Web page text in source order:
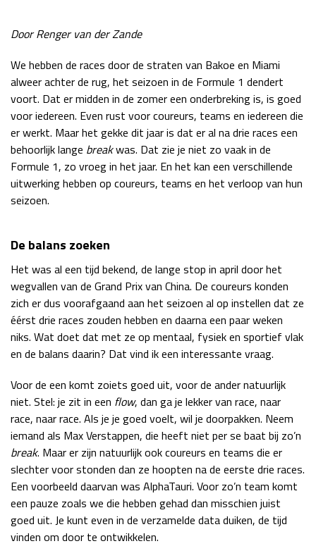
GP MEXICO 2026
Kwalificatie
za 22:00 - 23:00
Race
zo 21:00 - 23:00
LAS VEGAS GRAND PRIX 2026 20 - 22 nov
Kwalificatie
za 05:00 - 06:00
Race
zo 05:00 - 07:00
Kwalificatie
za 19:00 - 20:00
Race
zo 17:00 - 19:00
GP ABU DHABI 2026 04 - 06 dec
Kwalificatie
Door Renger van der Zande
We hebben de races door de straten van Bakoe en Miami
alweer achter de rug, het seizoen in de Formule 1 dendert
voort. Dat er midden in de zomer een onderbreking is, is goed
voor iedereen. Even rust voor coureurs, teams en iedereen die
er werkt. Maar het gekke dit jaar is dat er al na drie races een
behoorlijk lange breakwas. Dat zie je niet zo vaak in de
Formule 1, zo vroeg in het jaar. En het kan een verschillende
uitwerking hebben op coureurs, teams en het verloop van hun
seizoen.
De balans zoeken
Het was al een tijd bekend, de lange stop in april door het
wegvallen van de Grand Prix van China. De coureurs konden
zich er dus voorafgaand aan het seizoen al op instellen dat ze
éérst drie races zouden hebben en daarna een paar weken
niks. Wat doet dat met ze op mentaal, fysiek en sportief vlak
en de balans daarin? Dat vind ik een interessante vraag.
Voor de een komt zoiets goed uit, voor de ander natuurlijk
niet. Stel: je zit in een flow, dan ga je lekker van race, naar
race, naar race. Als je je goed voelt, wil je doorpakken. Neem
iemand als Max Verstappen, die heeft niet per se baat bij zo’n
break. Maar er zijn natuurlijk ook coureurs en teams die er
slechter voor stonden dan ze hoopten na de eerste drie races.
Een voorbeeld daarvan was AlphaTauri. Voor zo’n team komt
een pauze zoals we die hebben gehad dan misschien juist
goed uit. Je kunt even in de verzamelde data duiken, de tijd
vinden om door te ontwikkelen.